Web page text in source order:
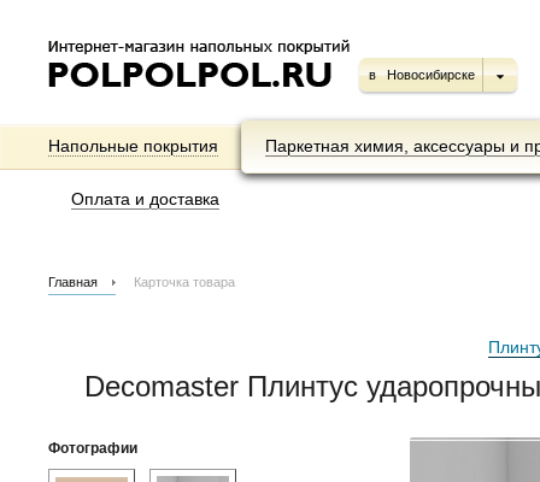
в Новосибирске
Напольные покрытия Паркетная химия, аксессуары и
Оплата и доставка
Главная Карточка товара
Decomaster Плинтус
Фотографии